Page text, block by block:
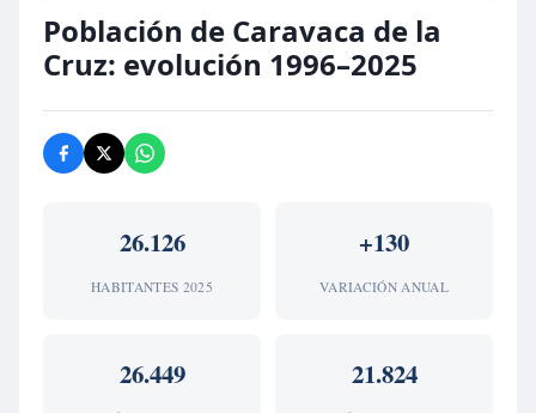
Población de Caravaca de la
Cruz: evolución 1996–2025
26.126
HABITANTES 2025
+130
VARIACIÓN ANUAL
26.449 21.824